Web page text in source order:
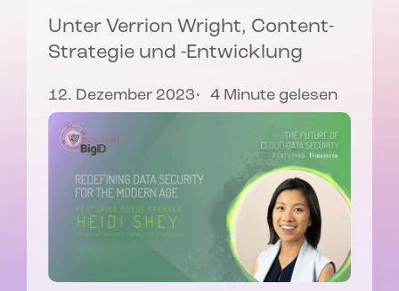
Unter Verrion Wright, Content-
Strategie und -Entwicklung
12. Dezember 2023 4 Minute gelesen